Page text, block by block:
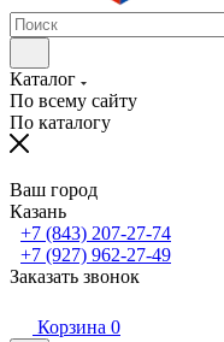
Каталог
По всему сайту
По каталогу
Ваш город
Казань
+7 (843) 207-27-74
+7 (927) 962-27-49
Заказать звонок
Корзина 0